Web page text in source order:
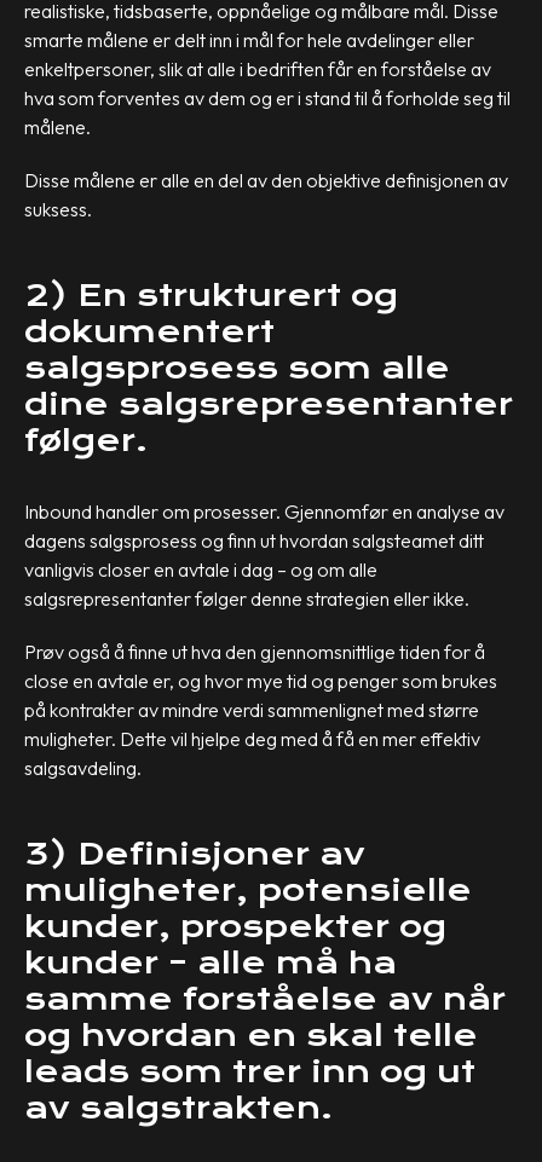
realistiske, tidsbaserte, oppnåelige og målbare mål. Disse
smarte målene er delt inn i mål for hele avdelinger eller
enkeltpersoner, slik at alle i bedriften får en forståelse av
hva som forventes av dem og er i stand til å forholde seg til
målene.
Disse målene er alle en del av den objektive definisjonen av
suksess.
2) En strukturert og
dokumentert
salgsprosess som alle
dine salgsrepresentanter
følger.
Inbound handler om prosesser. Gjennomfør en analyse av
dagens salgsprosess og finn ut hvordan salgsteamet ditt
vanligvis closer en avtale i dag – og om alle
salgsrepresentanter følger denne strategien eller ikke.
Prøv også å finne ut hva den gjennomsnittlige tiden for å
close en avtale er, og hvor mye tid og penger som brukes
på kontrakter av mindre verdi sammenlignet med større
muligheter. Dette vil hjelpe deg med å få en mer effektiv
salgsavdeling.
3) Definisjoner av
muligheter, potensielle
kunder, prospekter og
kunder – alle må ha
samme forståelse av når
og hvordan en skal telle
leads som trer inn og ut
av salgstrakten.